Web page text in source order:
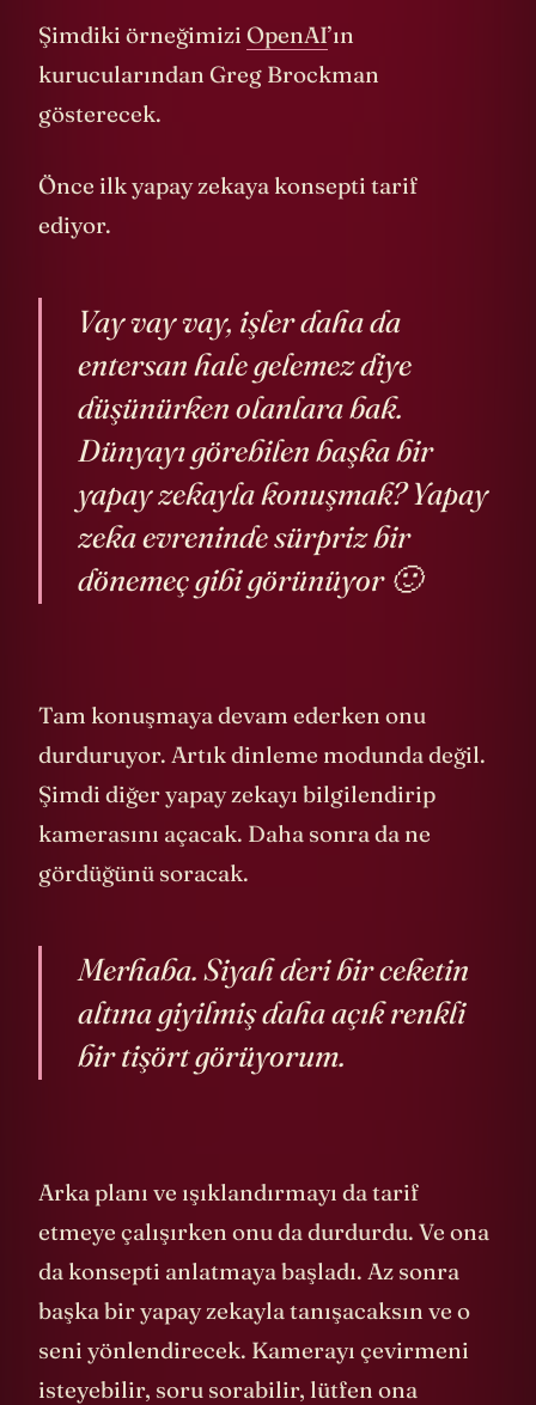
Şimdiki örneğimizi OpenAI’ın
kurucularından Greg Brockman
gösterecek.
Önce ilk yapay zekaya konsepti tarif
ediyor.
Vay vay vay, işler daha da
entersan hale gelemez diye
düşünürken olanlara bak.
Dünyayı görebilen başka bir
yapay zekayla konuşmak? Yapay
zeka evreninde sürpriz bir
dönemeç gibi görünüyor 🙂
Tam konuşmaya devam ederken onu
durduruyor. Artık dinleme modunda değil.
Şimdi diğer yapay zekayı bilgilendirip
kamerasını açacak. Daha sonra da ne
gördüğünü soracak.
Merhaba. Siyah deri bir ceketin
altına giyilmiş daha açık renkli
bir tişört görüyorum.
Arka planı ve ışıklandırmayı da tarif
etmeye çalışırken onu da durdurdu. Ve ona
da konsepti anlatmaya başladı. Az sonra
başka bir yapay zekayla tanışacaksın ve o
seni yönlendirecek. Kamerayı çevirmeni
isteyebilir, soru sorabilir, lütfen ona